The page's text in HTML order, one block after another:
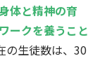
体と精神の育
ークを養うこと
の生徒数は、30